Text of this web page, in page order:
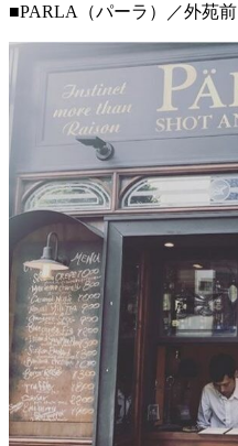
■PARLA（パーラ）／外苑前